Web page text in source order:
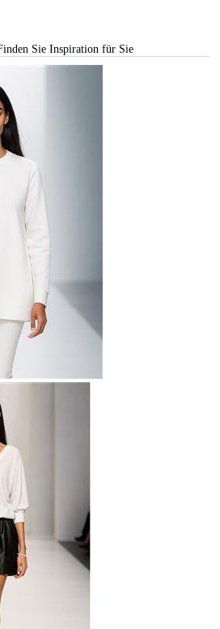
Sie Inspiration für Sie